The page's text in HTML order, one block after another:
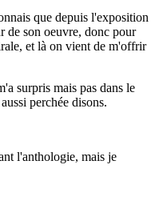
que depuis l'exposition
de son oeuvre, donc pour
et là on vient de m'offrir
surpris mais pas dans le
perchée disons.
l'anthologie, mais je